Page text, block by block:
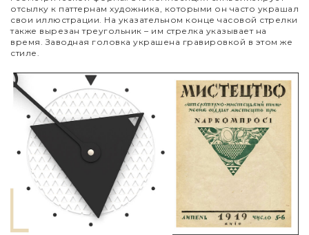
отсылку к паттернам художника, которыми он часто украшал
свои иллюстрации. На указательном конце часовой стрелки
также вырезан треугольник – им стрелка указывает на
время. Заводная головка украшена гравировкой в этом же
стиле.